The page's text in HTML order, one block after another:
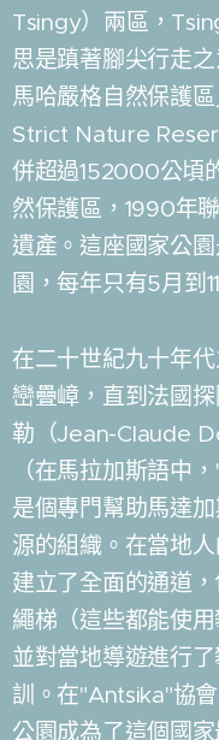
Tsingy）兩區，
思是蹎著腳尖行走
馬哈嚴格自然保護
Strict Nature
併超過152000公頃
然保護區，1990年
遺產。這座國家公
園，每年只有5月到
在二十世紀九十年
巒疊嶂，直到法國
勒（Jean-Claude
（在馬拉加斯語中
是個專門幫助馬達
源的組織。 在當地
建立了全面的通道
繩梯（這些都能使
並對當地導遊進行
訓。在"Antsika"協
公園成為了這個國